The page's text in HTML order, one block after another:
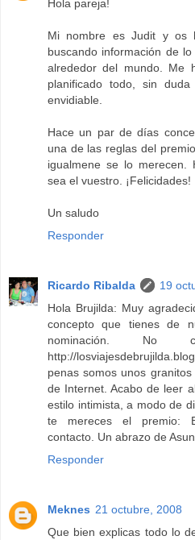
Hola pareja!
Mi nombre es Judit y os
buscando información de
alrededor del mundo. Me
planificado todo, sin
envidiable.
Hace un par de días
una de las reglas del
igualmene se lo merecen.
sea el vuestro. ¡Felicidades!
Un saludo
Responder
Ricardo Ribalda
19
Hola Brujilda: Muy
concepto que tienes de
nominación. No
http://
penas somos unos
de Internet. Acabo de leer
estilo intimista, a modo de
te mereces el premio:
contacto. Un abrazo de
Responder
Meknes 21 octubre, 2008
Que bien explicas todo lo